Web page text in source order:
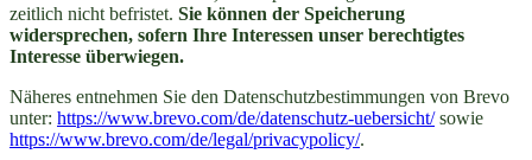
zeitlich nicht befristet. Sie können der Speicherung
widersprechen, sofern Ihre Interessen unser berechtigtes
Interesse überwiegen.
Näheres entnehmen Sie den Datenschutzbestimmungen von Brevo
unter: https://www.brevo.com/de/datenschutz-uebersicht/sowie
https://www.brevo.com/de/legal/privacypolicy/.